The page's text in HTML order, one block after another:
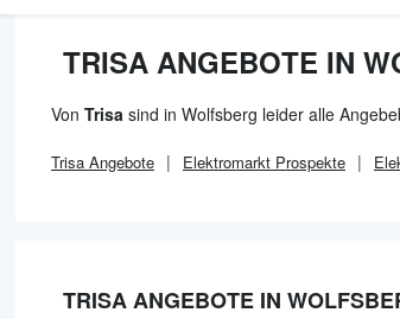
TRISA ANGEBOTE IN
Von Trisa sind in Wolfsberg leider alle
Trisa Angebote Elektromarkt Prospekte
TRISA ANGEBOTE IN